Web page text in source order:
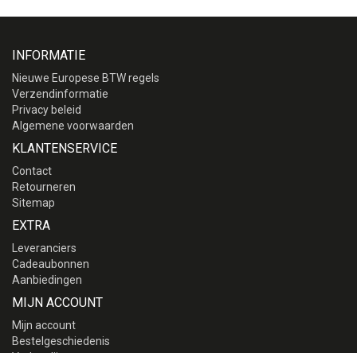
INFORMATIE
Nieuwe Europese BTW regels
Verzendinformatie
Privacy beleid
Algemene voorwaarden
KLANTENSERVICE
Contact
Retourneren
Sitemap
EXTRA
Leveranciers
Cadeaubonnen
Aanbiedingen
MIJN ACCOUNT
Mijn account
Bestelgeschiedenis